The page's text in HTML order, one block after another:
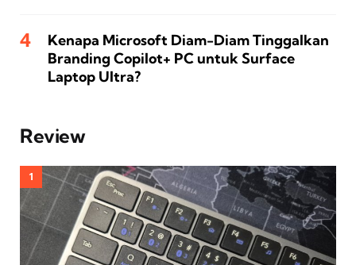
Kenapa Microsoft Diam-Diam Tinggalkan
Branding Copilot+ PC untuk Surface
Laptop Ultra?
Review